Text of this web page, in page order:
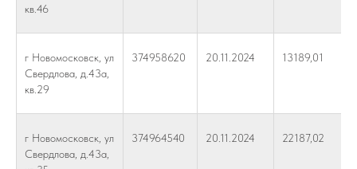
кв.46
г Новомосковск, ул
Свердлова, д.43а,
кв.29
374958620 20.11.2024 13189,01
г Новомосковск, ул
Свердлова, д.43а,
374964540 20.11.2024 22187,02